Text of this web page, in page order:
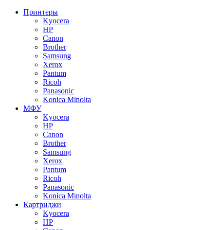
Принтеры
Kyocera
HP
Canon
Brother
Samsung
Xerox
Pantum
Ricoh
Panasonic
Konica Minolta
МФУ
Kyocera
HP
Canon
Brother
Samsung
Xerox
Pantum
Ricoh
Panasonic
Konica Minolta
Картриджи
Kyocera
HP